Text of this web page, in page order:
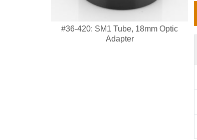
#36-420: SM1 Tube, 18mm Optic
Adapter